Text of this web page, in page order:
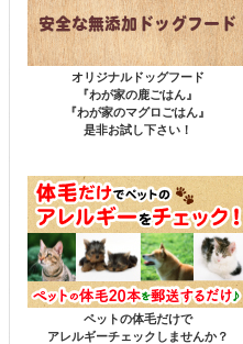
オリジナルドッグフード
『わが家の鹿ごはん』
『わが家のマグロごはん』
是非お試し下さい！
ペットの体毛だけで
アレルギーチェックしませんか？